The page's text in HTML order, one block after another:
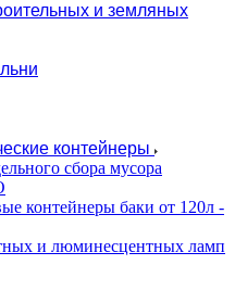
и земляных
контейнеры
сбора мусора
контейнеры баки от 120л -
и люминесцентных ламп